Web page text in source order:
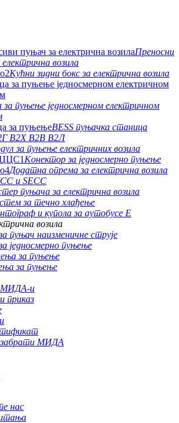
Преносни
возила
Кућни зидни бокс за електрична возила
пуњење једносмерном електричном
BESS пуњачка станица
В2Х В2В В2Л
за пуњење електричних возила
Конектор за једносмерно пуњење
Додатна опрема за електрична возила
и SECC
пуњача за електрична возила
за течно хлађење
и купола за аутобусе Е
возила
пуњач наизменичне струје
једносмерно пуњење
за пуњење
за пуњење
МИДА-и
приказ
МИДА
нас